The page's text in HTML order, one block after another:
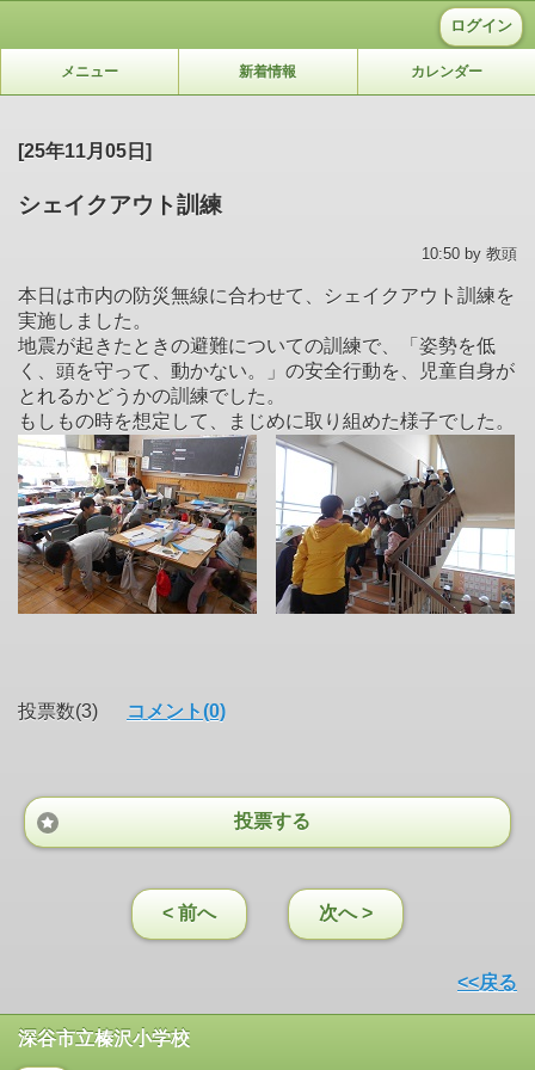
ログイン
メニュー 新着情報 カレンダー
[25年11月05日]
シェイクアウト訓練
10:50 by 教頭
本日は市内の防災無線に合わせて、シェイクアウト訓練を
実施しました。
地震が起きたときの避難についての訓練で、「姿勢を低
く、頭を守って、動かない。」の安全行動を、児童自身が
とれるかどうかの訓練でした。
もしもの時を想定して、まじめに取り組めた様子でした。
投票数(3) コメント(0)
投票する
< 前へ 次へ >
<<戻る
深谷市立榛沢小学校